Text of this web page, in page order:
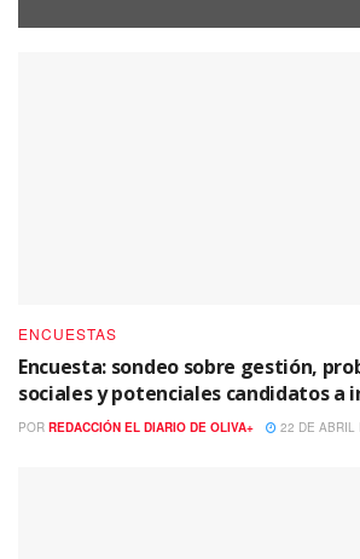
ENCUESTAS
Encuesta: sondeo sobre gestión,
sociales y potenciales candidatos a
POR REDACCIÓN EL DIARIO DE OLIVA+ 22 DE ABRIL